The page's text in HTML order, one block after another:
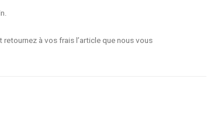
à vos frais l’article que nous vous